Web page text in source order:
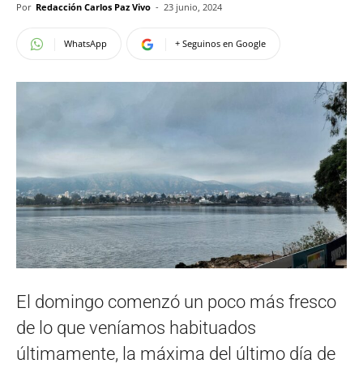
Por Redacción Carlos Paz Vivo - 23 junio, 2024
WhatsApp + Seguinos en Google
El domingo comenzó un poco más fresco
de lo que veníamos habituados
últimamente, la máxima del último día de